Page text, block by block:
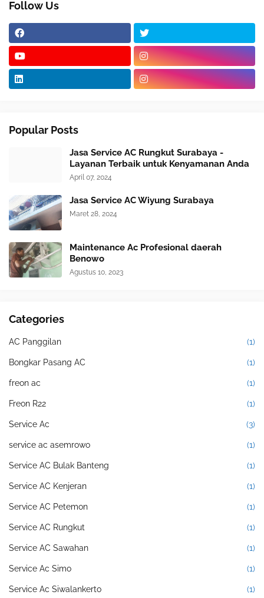
Follow Us
Popular Posts
Jasa Service AC Rungkut Surabaya -
Layanan Terbaik untuk Kenyamanan Anda
April 07, 2024
Jasa Service AC Wiyung Surabaya
Maret 28, 2024
Maintenance Ac Profesional daerah
Benowo
Agustus 10, 2023
Categories
AC Panggilan (1)
Bongkar Pasang AC (1)
freon ac (1)
Freon R22 (1)
Service Ac (3)
service ac asemrowo (1)
Service AC Bulak Banteng (1)
Service AC Kenjeran (1)
Service AC Petemon (1)
Service AC Rungkut (1)
Service AC Sawahan (1)
Service Ac Simo (1)
Service Ac Siwalankerto (1)